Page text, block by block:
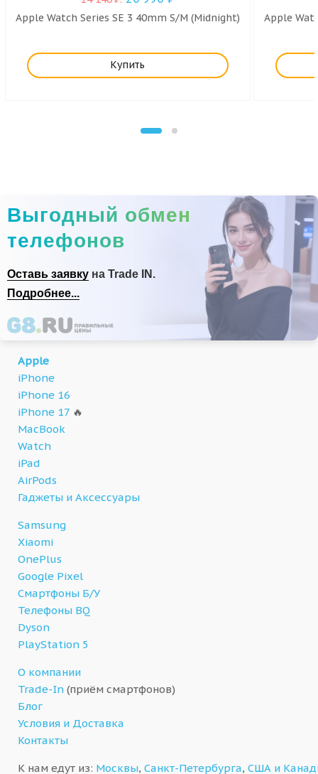
Apple Watch Series SE 3 40mm S/M (Midnight)
Купить
Apple
Выгодный обмен
телефонов
Оставь заявку на Trade IN.
Подробнее...
Apple
iPhone
iPhone 16
iPhone 17 🔥
MacBook
Watch
iPad
AirPods
Гаджеты и Аксессуары
Samsung
Xiaomi
OnePlus
Google Pixel
Смартфоны Б/У
Телефоны BQ
Dyson
PlayStation 5
О компании
Trade-In (приём смартфонов)
Блог
Условия и Доставка
Контакты
К нам едут из: Москвы, Санкт-Петербурга, США и